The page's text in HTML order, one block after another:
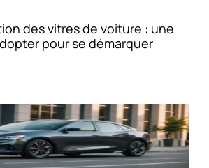
des vitres de voiture : une
pour se démarquer